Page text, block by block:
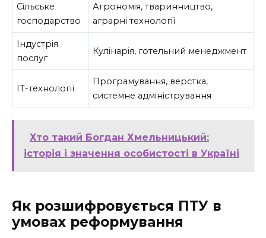
Сільське
господарство
Агрономія, тваринництво,
аграрні технології
Індустрія
послуг
Кулінарія, готельний менеджмент
ІТ-технології
Програмування, верстка,
системне адміністрування
Хто такий Богдан Хмельницький:
історія і значення особистості в Україні
Як розшифровується ПТУ в
умовах реформування